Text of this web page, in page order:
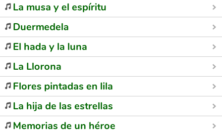
La musa y el espíritu
Duermedela
El hada y la luna
La Llorona
Flores pintadas en lila
La hija de las estrellas
Memorias de un héroe